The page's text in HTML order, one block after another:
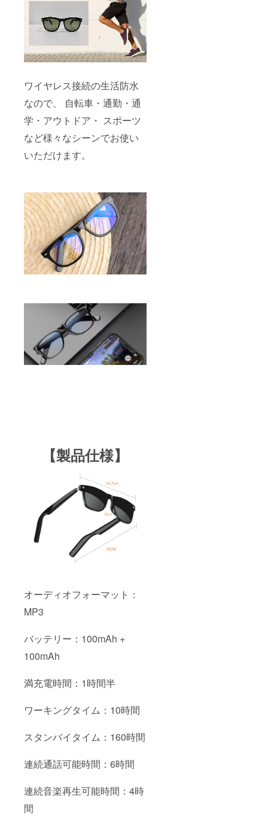
ワイヤレス接続の生活防水
なので、 自転車・通勤・通
学・アウトドア・ スポーツ
など様々なシーンでお使い
いただけます。
【製品仕様】
オーディオフォーマット：
MP3
バッテリー：100mAh +
100mAh
満充電時間：1時間半
ワーキングタイム：10時間
スタンバイタイム：160時間
連続通話可能時間：6時間
連続音楽再生可能時間：4時
間